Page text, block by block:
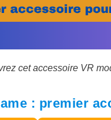
cet accessoire VR
: premier